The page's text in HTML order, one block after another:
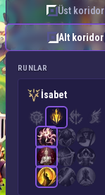
Üst koridor
Alt koridor
RUNLAR
İsabet